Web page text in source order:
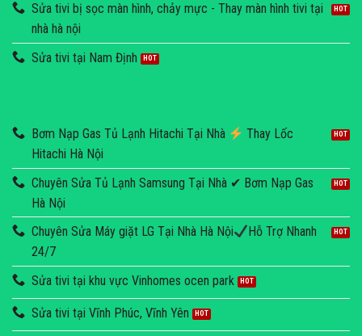
Sửa tivi bị sọc màn hình, chảy mực - Thay màn hình tivi tại
nhà hà nội
Sửa tivi tại Nam Định
Bơm Nạp Gas Tủ Lạnh Hitachi Tại Nhà
Thay Lốc
Hitachi Hà Nội
Chuyên Sửa Tủ Lạnh Samsung Tại Nhà ✔ Bơm Nạp Gas
Hà Nội
Chuyên Sửa Máy giặt LG Tại Nhà Hà Nội
Hỗ Trợ Nhanh
24/7
Sửa tivi tại khu vực Vinhomes ocen park
Sửa tivi tại Vĩnh Phúc, Vĩnh Yên